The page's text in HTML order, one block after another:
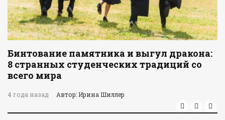
Бинтование памятника и выгул дракона:
8 странных студенческих традиций со
всего мира
4 года назад Автор: Ирина Шиллер